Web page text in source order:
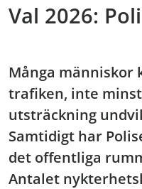
Val 2026:
Många människor
trafiken, inte
utsträckning
Samtidigt har
det offentliga
Antalet